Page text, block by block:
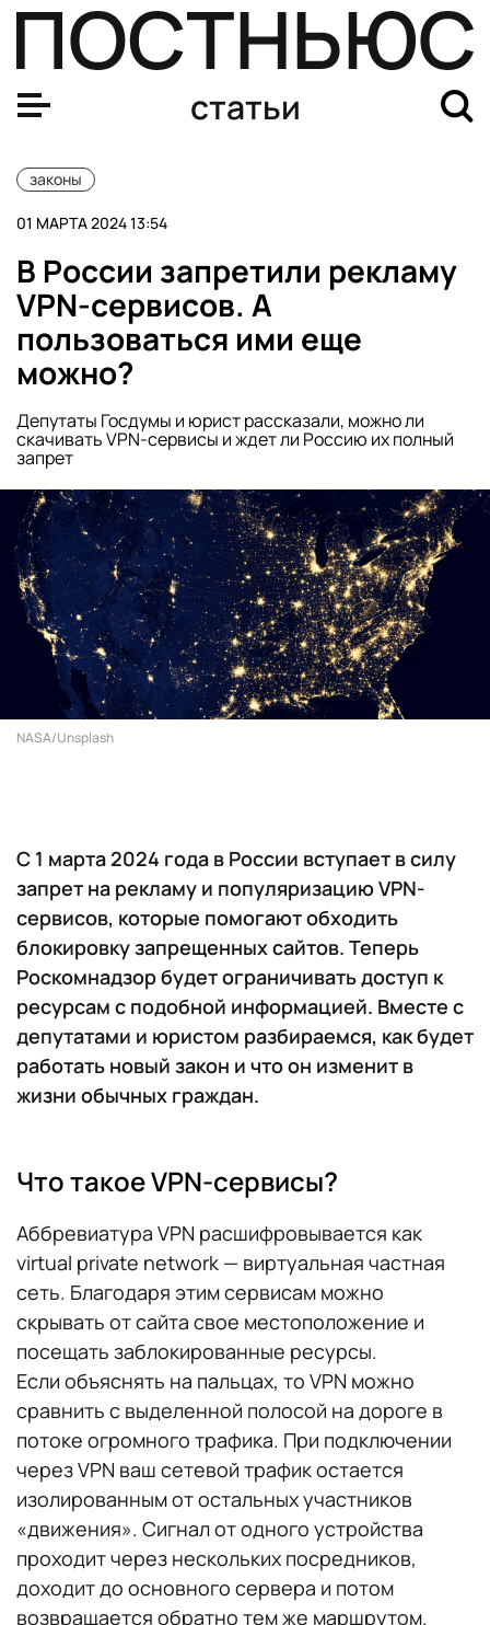
статьи
законы
01 МАРТА 2024 13:54
В России запретили рекламу
VPN-сервисов. А
пользоваться ими еще
можно?
Депутаты Госдумы и юрист рассказали, можно ли
скачивать VPN-сервисы и ждет ли Россию их полный
запрет
NASA/Unsplash
С 1 марта 2024 года в России вступает в силу
запрет на рекламу и популяризацию VPN-
сервисов, которые помогают обходить
блокировку запрещенных сайтов. Теперь
Роскомнадзор будет ограничивать доступ к
ресурсам с подобной информацией. Вместе с
депутатами и юристом разбираемся, как будет
работать новый закон и что он изменит в
жизни обычных граждан.
Что такое VPN-сервисы?
Аббревиатура VPN расшифровывается как
virtual private network — виртуальная частная
сеть. Благодаря этим сервисам можно
скрывать от сайта свое местоположение и
посещать заблокированные ресурсы.
Если объяснять на пальцах, то VPN можно
сравнить с выделенной полосой на дороге в
потоке огромного трафика. При подключении
через VPN ваш сетевой трафик остается
изолированным от остальных участников
«движения». Сигнал от одного устройства
проходит через нескольких посредников,
доходит до основного сервера и потом
возвращается обратно тем же маршрутом.
Новые законы в марте 2024: список законов,